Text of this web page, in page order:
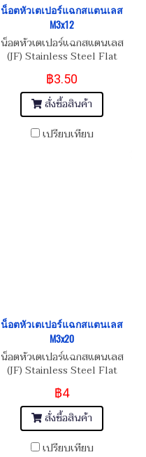
น็อตหัวเตเปอร์แฉกสแตนเลส
M3x12
น็อตหัวเตเปอร์แฉกสแตนเลส
(JF) Stainless Steel Flat
M3x0.5x12
฿3.50
สั่งซื้อสินค้า
เปรียบเทียบ
น็อตหัวเตเปอร์แฉกสแตนเลส
M3x20
น็อตหัวเตเปอร์แฉกสแตนเลส
(JF) Stainless Steel Flat
Phillip Taper Head Screw
M3x0.5x20
฿4
สั่งซื้อสินค้า
เปรียบเทียบ